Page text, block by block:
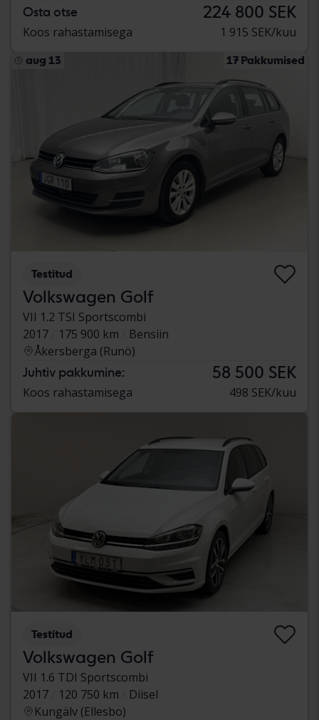
Osta otse 224 800 SEK
Koos rahastamisega 1 915 SEK/kuu
aug 13 17 Pakkumised
Testitud
Volkswagen Golf
VII 1.2 TSI Sportscombi
2017
175 900 km
Bensiin
Åkersberga (Runö)
Juhtiv pakkumine: 58 500 SEK
Koos rahastamisega 498 SEK/kuu
Testitud
Volkswagen Golf
VII 1.6 TDI Sportscombi
2017
120 750 km
Diisel
Kungälv (Ellesbo)